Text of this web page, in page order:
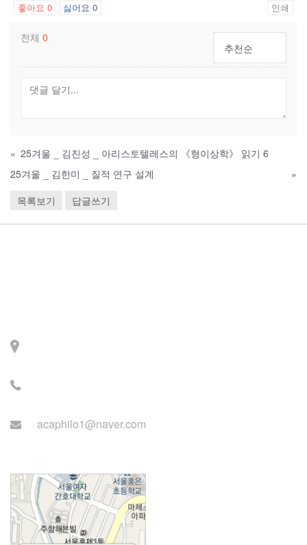
좋아요 0 싫어요 0 인쇄
전체 0
추천순
« 25겨울 _ 김진성 _ 아리스토텔레스의 《형이상학》 읽기 6
25겨울 _ 김한미 _ 질적 연구 설계
»
목록보기
답글쓰기
acaphilo1@naver.com